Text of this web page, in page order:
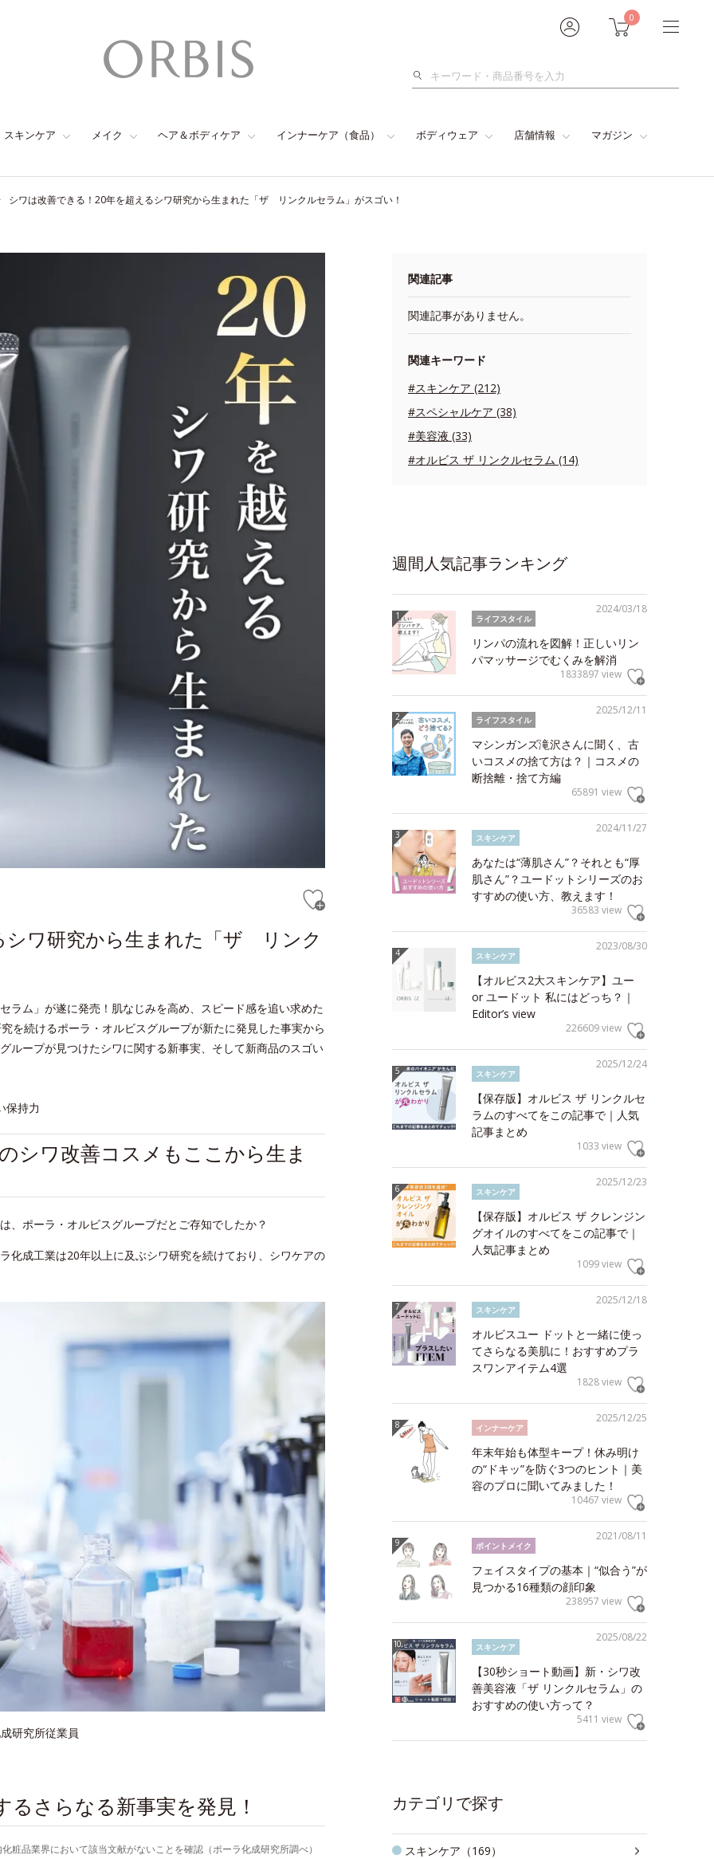
0
検
スキンケア メイク ヘア＆ボディケア インナーケア（食品） ボディウェア 店舗情報 マガジン
シワは改善できる！20年を超えるシワ研究から生まれた「ザ リンクルセラム」がスゴい！
シワ研究から生まれた「ザ リンク
ム」が遂に発売！肌なじみを高め、スピード感を追い求めた
を続けるポーラ・オルビスグループが新たに発見した事実から
ループが見つけたシワに関する新事実、そして新商品のスゴい
保持力
シワ改善コスメもここから生ま
、ポーラ・オルビスグループだとご存知でしたか？
化成工業は20年以上に及ぶシワ研究を続けており、シワケアの
研究所従業員
さらなる新事実を発見！
品業界において該当文献がないことを確認（ポーラ化成研究所調べ）
関連記事
関連記事がありません。
関連キーワード
#スキンケア (212)
#スペシャルケア (38)
#美容液 (33)
#オルビス ザ リンクルセラム (14)
週間人気記事ランキング
2024/03/18
ライフスタイル
リンパの流れを図解！正しいリン
パマッサージでむくみを解消
1833897 view
2025/12/11
ライフスタイル
マシンガンズ滝沢さんに聞く、古
いコスメの捨て方は？｜コスメの
断捨離・捨て方編
65891 view
2024/11/27
スキンケア
あなたは“薄肌さん”？それとも“厚
肌さん”？ユードットシリーズのお
すすめの使い方、教えます！
36583 view
2023/08/30
スキンケア
【オルビス2大スキンケア】ユー
or ユードット 私にはどっち？｜
Editor’s view
226609 view
2025/12/24
スキンケア
【保存版】オルビス ザ リンクルセ
ラムのすべてをこの記事で｜人気
記事まとめ
1033 view
2025/12/23
スキンケア
【保存版】オルビス ザ クレンジン
グオイルのすべてをこの記事で｜
人気記事まとめ
1099 view
2025/12/18
スキンケア
オルビスユー ドットと一緒に使っ
てさらなる美肌に！おすすめプラ
スワンアイテム4選
1828 view
2025/12/25
インナーケア
年末年始も体型キープ！休み明け
の“ドキッ”を防ぐ3つのヒント｜美
容のプロに聞いてみました！
10467 view
2021/08/11
ポイントメイク
フェイスタイプの基本｜“似合う”が
見つかる16種類の顔印象
238957 view
2025/08/22
スキンケア
【30秒ショート動画】新・シワ改
善美容液「ザ リンクルセラム」の
おすすめの使い方って？
5411 view
カテゴリで探す
スキンケア（169）